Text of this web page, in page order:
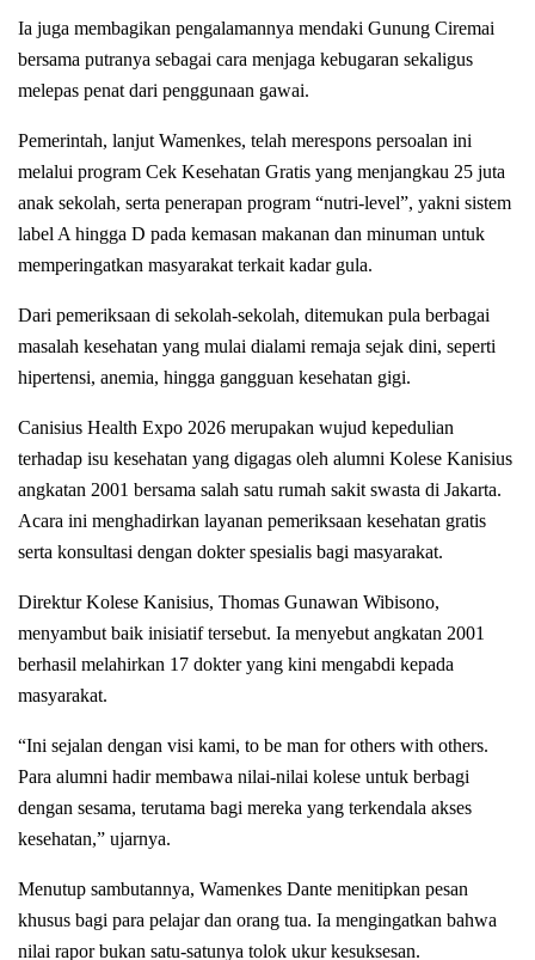
Ia juga membagikan pengalamannya mendaki Gunung Ciremai
bersama putranya sebagai cara menjaga kebugaran sekaligus
melepas penat dari penggunaan gawai.
Pemerintah, lanjut Wamenkes, telah merespons persoalan ini
melalui program Cek Kesehatan Gratis yang menjangkau 25 juta
anak sekolah, serta penerapan program “nutri-level”, yakni sistem
label A hingga D pada kemasan makanan dan minuman untuk
memperingatkan masyarakat terkait kadar gula.
Dari pemeriksaan di sekolah-sekolah, ditemukan pula berbagai
masalah kesehatan yang mulai dialami remaja sejak dini, seperti
hipertensi, anemia, hingga gangguan kesehatan gigi.
Canisius Health Expo 2026 merupakan wujud kepedulian
terhadap isu kesehatan yang digagas oleh alumni Kolese Kanisius
angkatan 2001 bersama salah satu rumah sakit swasta di Jakarta.
Acara ini menghadirkan layanan pemeriksaan kesehatan gratis
serta konsultasi dengan dokter spesialis bagi masyarakat.
Direktur Kolese Kanisius, Thomas Gunawan Wibisono,
menyambut baik inisiatif tersebut. Ia menyebut angkatan 2001
berhasil melahirkan 17 dokter yang kini mengabdi kepada
masyarakat.
“Ini sejalan dengan visi kami, to be man for others with others.
Para alumni hadir membawa nilai-nilai kolese untuk berbagi
dengan sesama, terutama bagi mereka yang terkendala akses
kesehatan,” ujarnya.
Menutup sambutannya, Wamenkes Dante menitipkan pesan
khusus bagi para pelajar dan orang tua. Ia mengingatkan bahwa
nilai rapor bukan satu-satunya tolok ukur kesuksesan.